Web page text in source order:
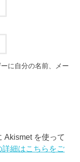
に自分の名前、メー
Akismet を使って
細はこちらをご